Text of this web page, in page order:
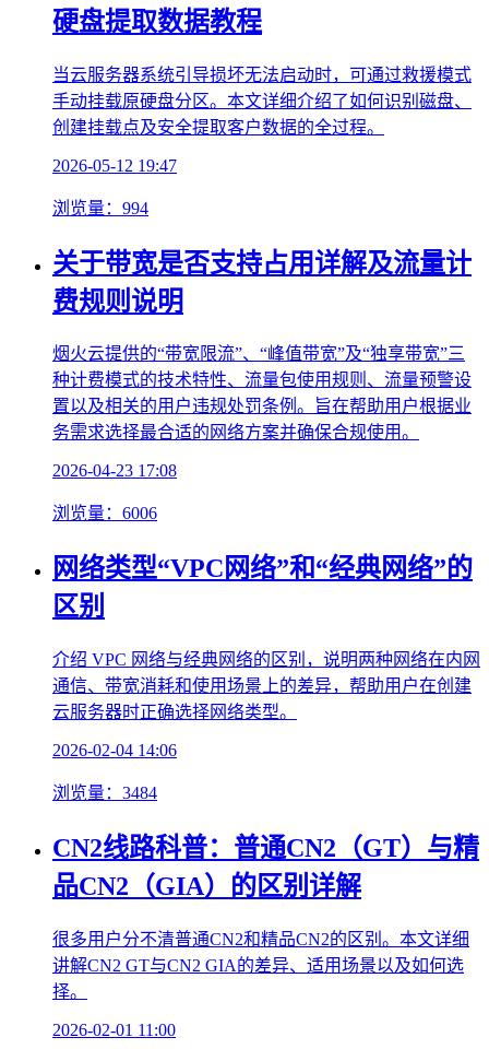
硬盘提取数据教程
当云服务器系统引导损坏无法启动时，可通过救援模式
手动挂载原硬盘分区。本文详细介绍了如何识别磁盘、
创建挂载点及安全提取客户数据的全过程。
2026-05-12 19:47
浏览量：994
关于带宽是否支持占用详解及流量计
费规则说明
烟火云提供的“带宽限流”、“峰值带宽”及“独享带宽”三
种计费模式的技术特性、流量包使用规则、流量预警设
置以及相关的用户违规处罚条例。旨在帮助用户根据业
务需求选择最合适的网络方案并确保合规使用。
2026-04-23 17:08
浏览量：6006
网络类型“VPC网络”和“经典网络”的
区别
介绍 VPC 网络与经典网络的区别，说明两种网络在内网
通信、带宽消耗和使用场景上的差异，帮助用户在创建
云服务器时正确选择网络类型。
2026-02-04 14:06
浏览量：3484
CN2线路科普：普通CN2（GT）与精
品CN2（GIA）的区别详解
很多用户分不清普通CN2和精品CN2的区别。本文详细
讲解CN2 GT与CN2 GIA的差异、适用场景以及如何选
择。
2026-02-01 11:00